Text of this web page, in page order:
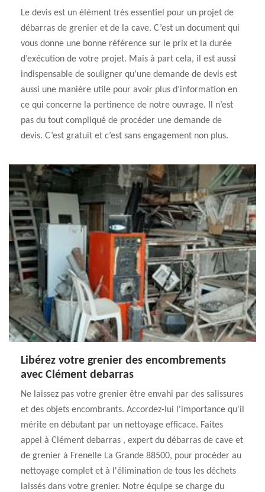
Le devis est un élément très essentiel pour un projet de
débarras de grenier et de la cave. C’est un document qui
vous donne une bonne référence sur le prix et la durée
d’exécution de votre projet. Mais à part cela, il est aussi
indispensable de souligner qu’une demande de devis est
aussi une manière utile pour avoir plus d’information en
ce qui concerne la pertinence de notre ouvrage. Il n’est
pas du tout compliqué de procéder une demande de
devis. C’est gratuit et c’est sans engagement non plus.
Libérez votre grenier des encombrements
avec Clément debarras
Ne laissez pas votre grenier être envahi par des salissures
et des objets encombrants. Accordez-lui l'importance qu'il
mérite en débutant par un nettoyage efficace. Faites
appel à Clément debarras , expert du débarras de cave et
de grenier à Frenelle La Grande 88500, pour procéder au
nettoyage complet et à l'élimination de tous les déchets
laissés dans votre grenier. Notre équipe se charge du